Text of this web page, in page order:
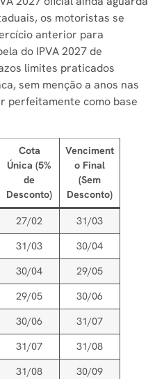
os motoristas se
anterior para
do IPVA 2027 de
limites praticados
sem menção a anos nas
perfeitamente como base
Cota
Única (5%
de
Desconto)
Venciment
o Final
(Sem
Desconto)
27/02
31/03
31/03
30/04
30/04
29/05
29/05
30/06
30/06
31/07
31/07
31/08
31/08
30/09